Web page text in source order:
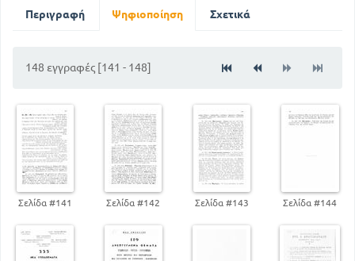
ΝΕΑ ΥΠΟΔΕΙΓΜΑΤΑ ΚΑΙ ΣΧΕΔΙΑΓΡΑΜΜΑΤΑ
ΕΚΘΕΣΕΩΝ
Περιγραφή Ψηφιοποίηση Σχετικά
148 εγγραφές [141 - 148]
Σελίδα #141 Σελίδα #142 Σελίδα #143 Σελίδα #144